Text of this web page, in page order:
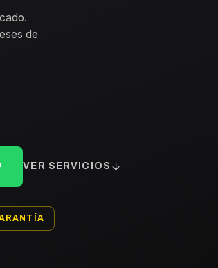
de
VER SERVICIOS